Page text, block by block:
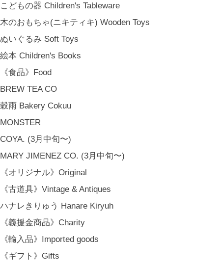
こどもの器 Children's Tableware
木のおもちゃ(ニキティキ) Wooden Toys
ぬいぐるみ Soft Toys
絵本 Children's Books
《食品》Food
BREW TEA CO
穀雨 Bakery Cokuu
MONSTER
COYA. (3月中旬〜)
MARY JIMENEZ CO. (3月中旬〜)
《オリジナル》Original
《古道具》Vintage & Antiques
ハナレきりゅう Hanare Kiryuh
《義援金商品》Charity
《輸入品》Imported goods
《ギフト》Gifts
HOME
SHOP INFO
SHOPPING GUIDE
FAQ
CONTACT
[ MEMBERSHIP ]
TOP
[ MAIL MAGAZINE ]
登録
プライバシーポリシー
特定商取引法に基づく表記
会員規約